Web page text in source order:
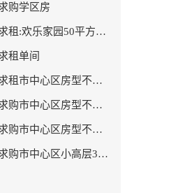
购学区房
家园50平方左右的单身公寓廉租房
租单间
中心区房型不限2室1厅中档装修
市中心区房型不限中档装修
心区房型不限一室一厅一卫简单装修
市中心区小高层3室精致装修